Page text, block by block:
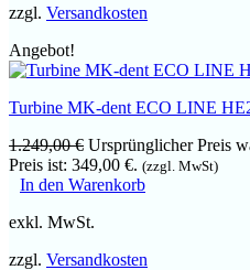
zzgl. Versandkosten
Angebot!
Turbine MK-dent ECO LINE
1.249,00€ Ursprünglicher Preis
Preis ist: 349,00 €. (zzgl. MwSt)
In den Warenkorb
exkl. MwSt.
zzgl. Versandkosten